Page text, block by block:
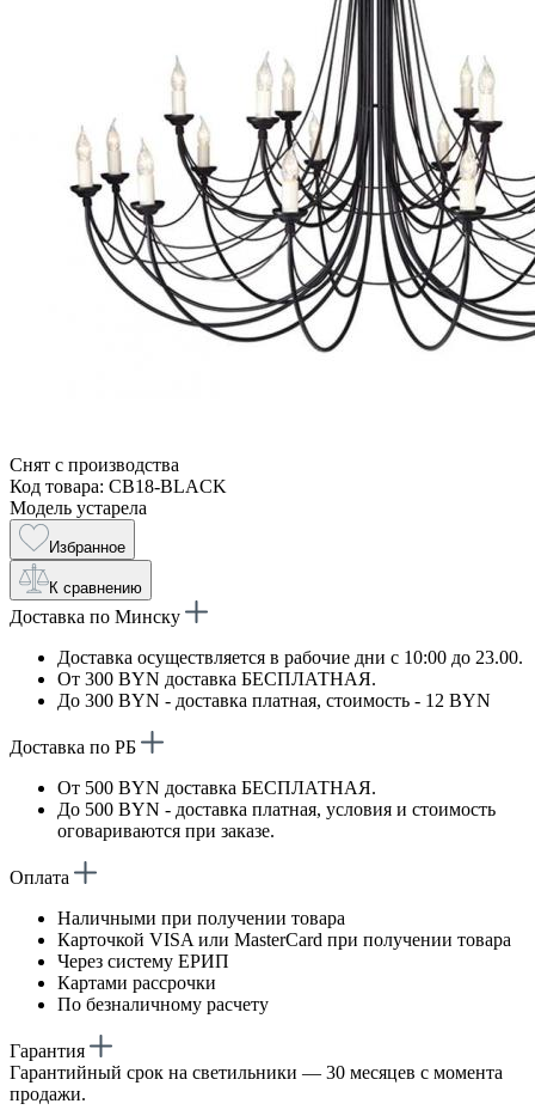
Снят с производства
Код товара: CB18-BLACK
Модель устарела
Избранное
К сравнению
Доставка по Минску
Доставка осуществляется в рабочие дни с 10:00 до 23.00.
От 300 BYN доставка БЕСПЛАТНАЯ.
До 300 BYN - доставка платная, стоимость - 12 BYN
Доставка по РБ
От 500 BYN доставка БЕСПЛАТНАЯ.
До 500 BYN - доставка платная, условия и стоимость
оговариваются при заказе.
Оплата
Наличными при получении товара
Карточкой VISA или MasterCard при получении товара
Через систему ЕРИП
Картами рассрочки
По безналичному расчету
Гарантия
Гарантийный срок на светильники — 30 месяцев с момента
продажи.